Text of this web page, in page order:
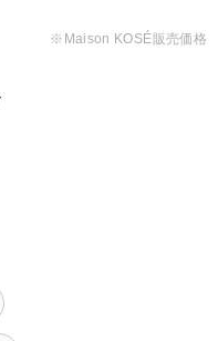
酸）ペンタエリスリチ
ラウリルPEG－9ポリ
・塩化Na・水酸化Al・
化チタン・酸化亜鉛・
ルヘキサン酸セチル・
リメチルシルセスキオ
※Maison KOSÉ販売価格